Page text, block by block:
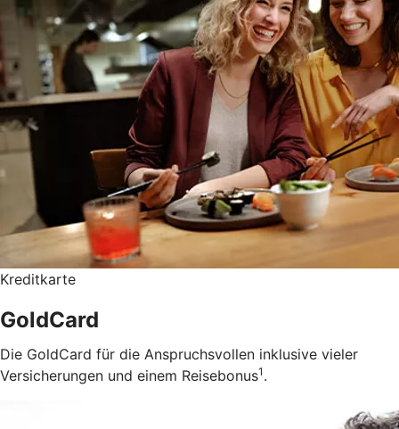
Kreditkarte
GoldCard
Die GoldCard für die Anspruchsvollen inklusive vieler
Versicherungen und einem Reisebonus1 .